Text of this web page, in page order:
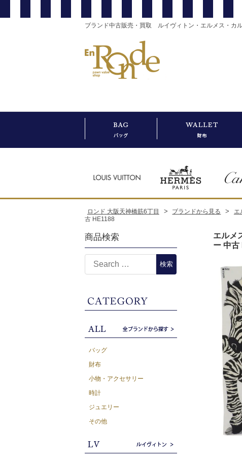
ブランド中古販売・買取 ルイヴィトン・エルメス・カ
ロンド 大阪天神橋筋6丁目 > ブランドから見る > エ
古 HE1188
エルメ
ー 中古
商品検索
バッグ
財布
小物・アクセサリー
時計
ジュエリー
その他